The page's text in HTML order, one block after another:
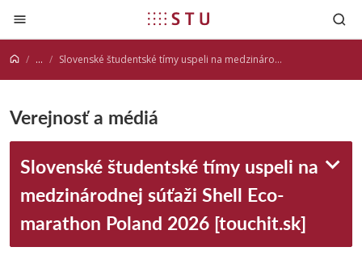
Prejsť na obsah
... Slovenské študentské tímy uspeli na medzinárodnej súťaži Shell Eco-marathon Poland 2026 [touchit.sk]
Verejnosť a médiá
Slovenské študentské tímy uspeli na
medzinárodnej súťaži Shell Eco-
marathon Poland 2026 [touchit.sk]